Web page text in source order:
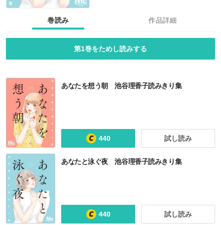
巻読み 作品詳細
第1巻をためし読みする
あなたを想う朝 池谷理香子読みきり集
440 試し読み
あなたと泳ぐ夜 池谷理香子読みきり集
440 試し読み